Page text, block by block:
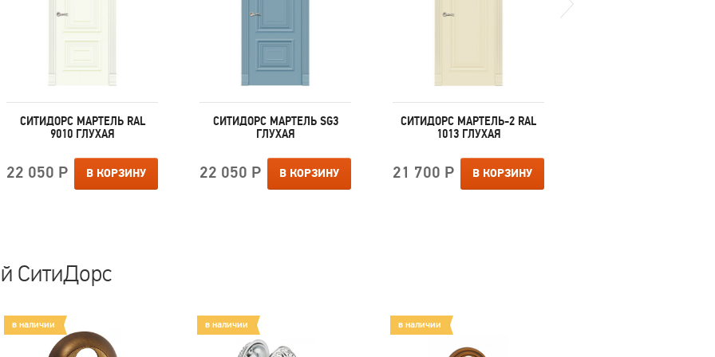
СИТИДОРС МАРТЕЛЬ RAL
9010 ГЛУХАЯ
22 050 Р В КОРЗИНУ
СИТИДОРС МАРТЕЛЬ SG3
ГЛУХАЯ
22 050 Р В КОРЗИНУ
СИТИДОРС МАРТЕЛЬ-2 RAL
1013 ГЛУХАЯ
21 700 Р В КОРЗИНУ
СитиДорс
в наличии в наличии в наличии